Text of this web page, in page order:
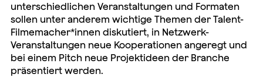
unterschiedlichen Veranstaltungen und Formaten
sollen unter anderem wichtige Themen der Talent-
Filmemacher*innen diskutiert, in Netzwerk-
Veranstaltungen neue Kooperationen angeregt und
bei einem Pitch neue Projektideen der Branche
präsentiert werden.